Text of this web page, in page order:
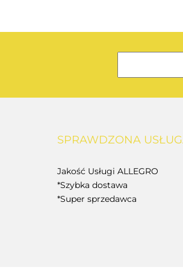
BOSCH
SPRAWDZONA
Jakość Usługi ALLEGRO
*Szybka dostawa
*Super sprzedawca